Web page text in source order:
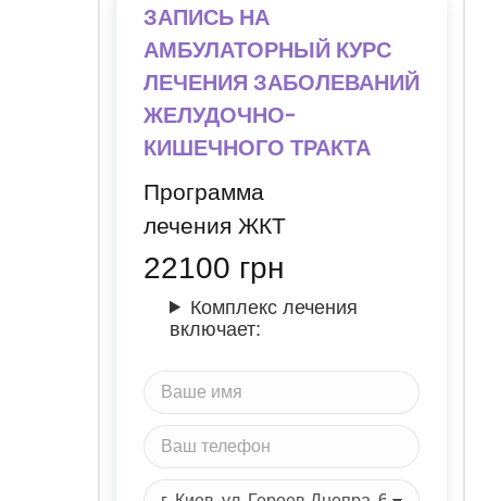
ЗАПИСЬ НА
АМБУЛАТОРНЫЙ КУРС
ЛЕЧЕНИЯ ЗАБОЛЕВАНИЙ
ЖЕЛУДОЧНО-
КИШЕЧНОГО ТРАКТА
Программа
лечения ЖКТ
22100 грн
Комплекс лечения
включает: